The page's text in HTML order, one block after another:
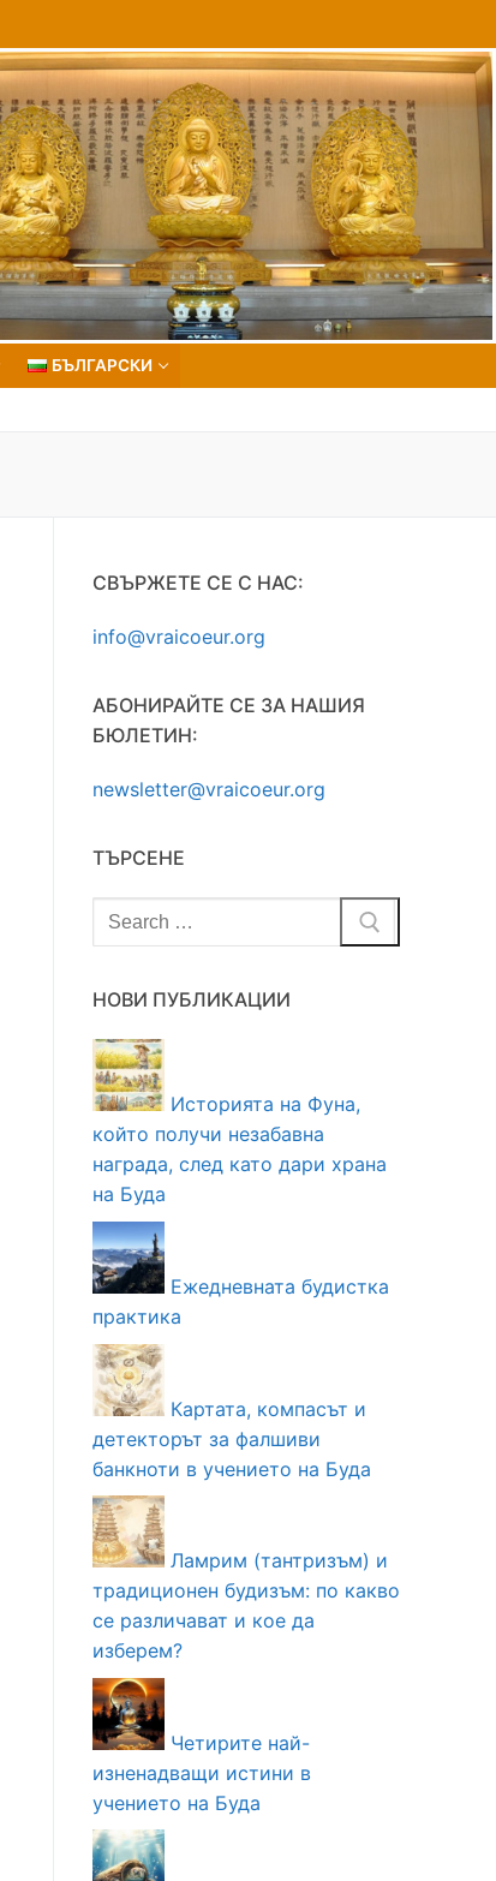
БЪЛГАРСКИ
СВЪРЖЕТЕ СЕ С НАС:
info@vraicoeur.org
АБОНИРАЙТЕ СЕ ЗА НАШИЯ
БЮЛЕТИН:
newsletter@vraicoeur.org
ТЪРСЕНЕ
Търсене
за:
НОВИ ПУБЛИКАЦИИ
Историята на Фуна,
който получи незабавна
награда, след като дари храна
на Буда
Ежедневната будистка
практика
Картата, компасът и
детекторът за фалшиви
банкноти в учението на Буда
Ламрим (тантризъм) и
традиционен будизъм: по какво
се различават и кое да
изберем?
Четирите най-
изненадващи истини в
учението на Буда